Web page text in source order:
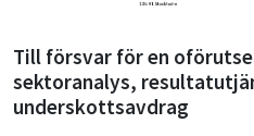
Till försvar för en
sektoranalys,
underskottsavdrag